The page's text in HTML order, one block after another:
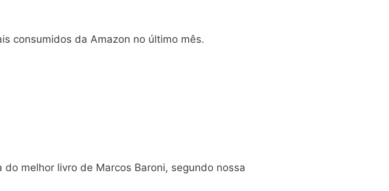
consumidos da Amazon no último mês.
melhor livro de Marcos Baroni, segundo nossa